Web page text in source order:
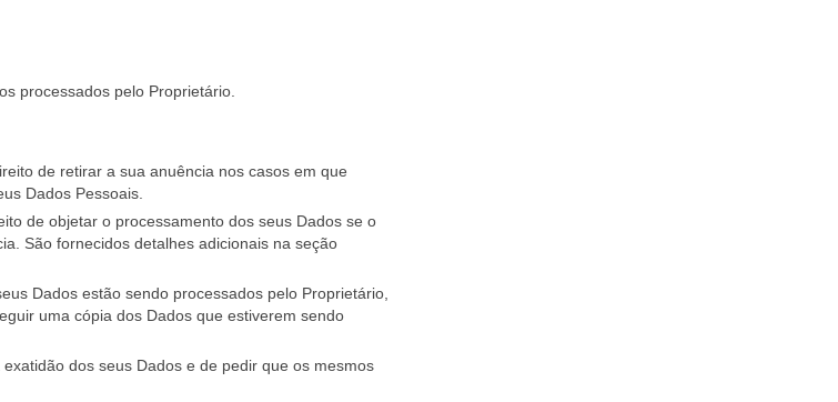
processados pelo Proprietário.
de retirar a sua anuência nos casos em que
Dados Pessoais.
de objetar o processamento dos seus Dados se o
São fornecidos detalhes adicionais na seção
Dados estão sendo processados pelo Proprietário,
uma cópia dos Dados que estiverem sendo
dos seus Dados e de pedir que os mesmos